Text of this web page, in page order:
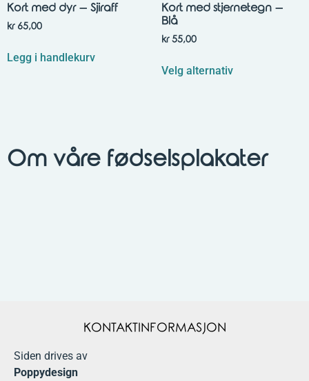
Kort med dyr – Sjiraff
kr65,00
Legg i handlekurv
Kort med stjernetegn –
Blå
kr55,00
Velg alternativ
Om våre fødselsplakater
KONTAKTINFORMASJON
Siden drives av
Poppydesign